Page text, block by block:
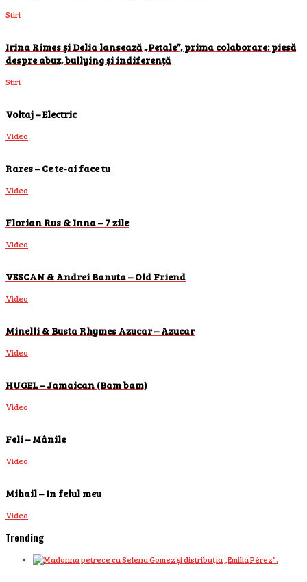
Stiri
Irina Rimes și Delia lansează „Petale”, prima colaborare: piesă
despre abuz, bullying și indiferență
Stiri
Voltaj – Electric
Video
Rares – Ce te-ai face tu
Video
Florian Rus & Inna – 7 zile
Video
VESCAN & Andrei Banuta – Old Friend
Video
Minelli & Busta Rhymes Azucar – Azucar
Video
HUGEL – Jamaican (Bam bam)
Video
Feli – Mânile
Video
Mihail – In felul meu
Video
Trending